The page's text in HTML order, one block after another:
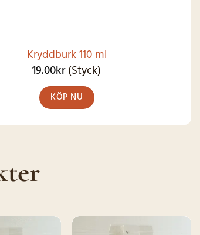
Kryddburk 110 ml
19.00kr(Styck)
KÖP NU